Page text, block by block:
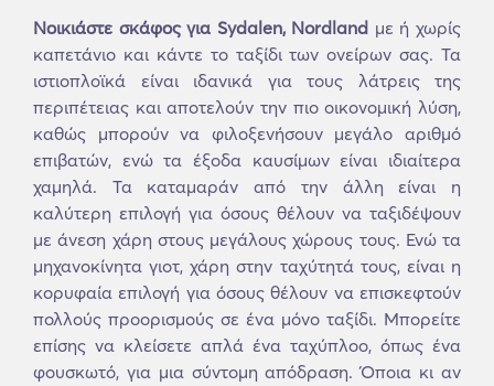
Νοικιάστε σκάφος για Sydalen, Nordland με ή χωρίς
καπετάνιο και κάντε το ταξίδι των ονείρων σας. Τα
ιστιοπλοϊκά είναι ιδανικά για τους λάτρεις της
περιπέτειας και αποτελούν την πιο οικονομική λύση,
καθώς μπορούν να φιλοξενήσουν μεγάλο αριθμό
επιβατών, ενώ τα έξοδα καυσίμων είναι ιδιαίτερα
χαμηλά. Τα καταμαράν από την άλλη είναι η
καλύτερη επιλογή για όσους θέλουν να ταξιδέψουν
με άνεση χάρη στους μεγάλους χώρους τους. Ενώ τα
μηχανοκίνητα γιοτ, χάρη στην ταχύτητά τους, είναι η
κορυφαία επιλογή για όσους θέλουν να επισκεφτούν
πολλούς προορισμούς σε ένα μόνο ταξίδι. Μπορείτε
επίσης να κλείσετε απλά ένα ταχύπλοο, όπως ένα
φουσκωτό, για μια σύντομη απόδραση. Όποια κι αν